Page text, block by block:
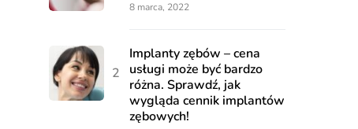
8 marca, 2022
Implanty zębów – cena
usługi może być bardzo
różna. Sprawdź, jak
wygląda cennik implantów
zębowych!